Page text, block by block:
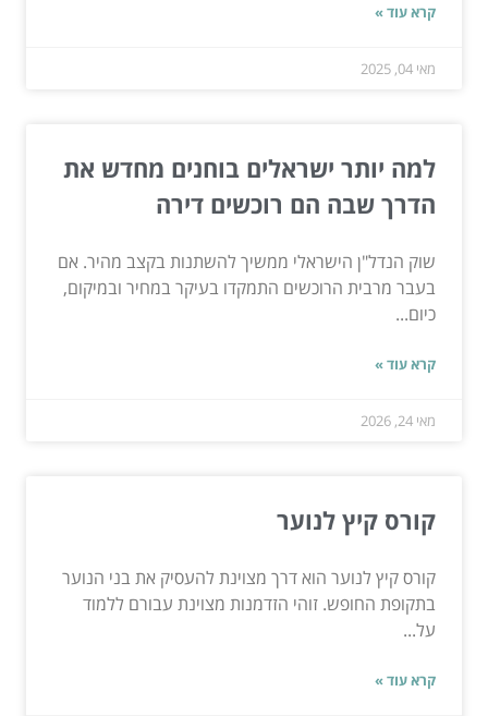
קרא עוד »
מאי 04, 2025
למה יותר ישראלים בוחנים מחדש את
הדרך שבה הם רוכשים דירה
שוק הנדל"ן הישראלי ממשיך להשתנות בקצב מהיר. אם
בעבר מרבית הרוכשים התמקדו בעיקר במחיר ובמיקום,
כיום...
קרא עוד »
מאי 24, 2026
קורס קיץ לנוער
קורס קיץ לנוער הוא דרך מצוינת להעסיק את בני הנוער
בתקופת החופש. זוהי הזדמנות מצוינת עבורם ללמוד
על...
קרא עוד »